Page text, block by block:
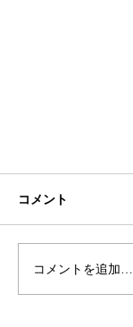
コメント
コメントを追加…